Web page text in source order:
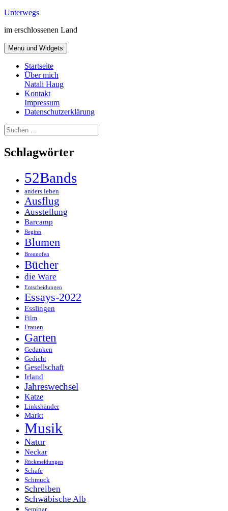
Zum
springen
Unterwegs
im erschlossenen Land
Menü und Widgets
Startseite
Über mich
Natali Haug
Kontakt
Impressum
Datenschutzerklärung
Suchen
nach:
Schlagwörter
52Bands
anders leben
Ausflug
Ausstellung
Barcamp
Beginn
Blumen
Brennofen
Bücher
die Ware
Entscheidungen
Essays-2022
Esslingen
Film
Frauen
Garten
Gedanken
Gedicht
Gesellschaft
Irland
Jahreswechsel
Katze
Linkshänder
Markt
Musik
Natur
Neckar
Rückmeldungen
Schafe
Schmuck
Schreiben
Schwäbische Alb
Seminar